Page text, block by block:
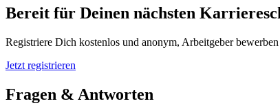
Bereit für Deinen nächsten
Registriere Dich kostenlos und anonym, Arbeitgeber
Jetzt registrieren
Fragen & Antworten